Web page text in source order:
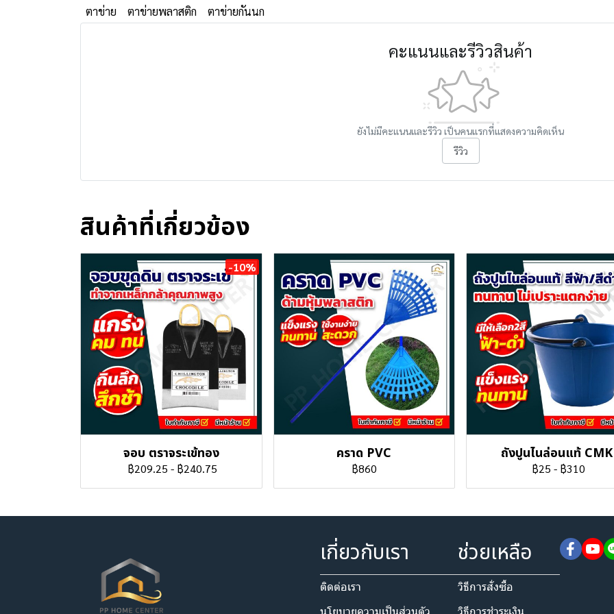
ตาข่าย ตาข่ายพลาสติก ตาข่ายกันนก
คะแนนและรีวิวสินค้า
ยังไม่มีคะแนนและรีวิว เป็นคนแรกที่แสดงความคิดเห็น
รีวิว
สินค้าที่เกี่ยวข้อง
-10%
จอบ ตราจระเข้ทอง
฿209.25 - ฿240.75
คราด PVC
฿860
ถังปูนไนล่อนแท้ CMK
฿25 - ฿310
เกี่ยวกับเรา
ติดต่อเรา
ช่วยเหลือ
วิธีการสั่งซื้อ